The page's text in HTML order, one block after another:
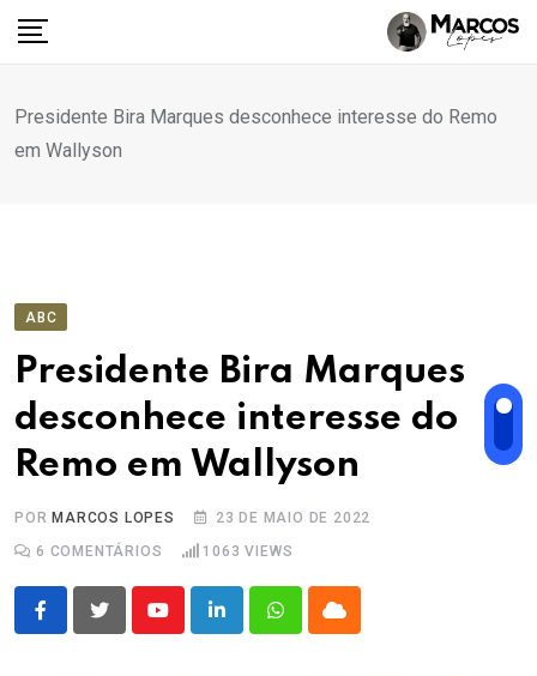
para
conteúdo
Presidente Bira Marques desconhece interesse do Remo
em Wallyson
ABC
Presidente Bira Marques
desconhece interesse do
Remo em Wallyson
PORMARCOS LOPES
23 DE MAIO DE 2022
6 COMENTÁRIOS 1063 VIEWS
YoutubeLinkedInWhatsappCloud